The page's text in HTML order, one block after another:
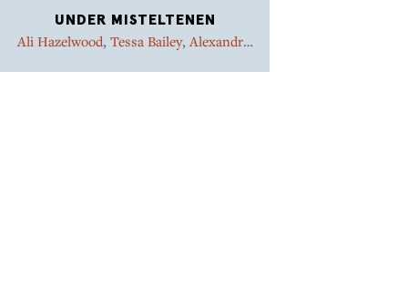
UNDER MISTELTENEN
Ali Hazelwood, Tessa Bailey, Alexandria